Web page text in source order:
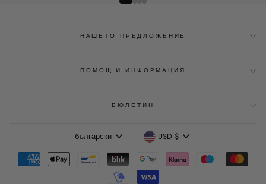
НАШЕТО ПРЕДЛОЖЕНИЕ
ПОМОЩ И ИНФОРМАЦИЯ
БЮЛЕТИН
Език
български Валута
USD $